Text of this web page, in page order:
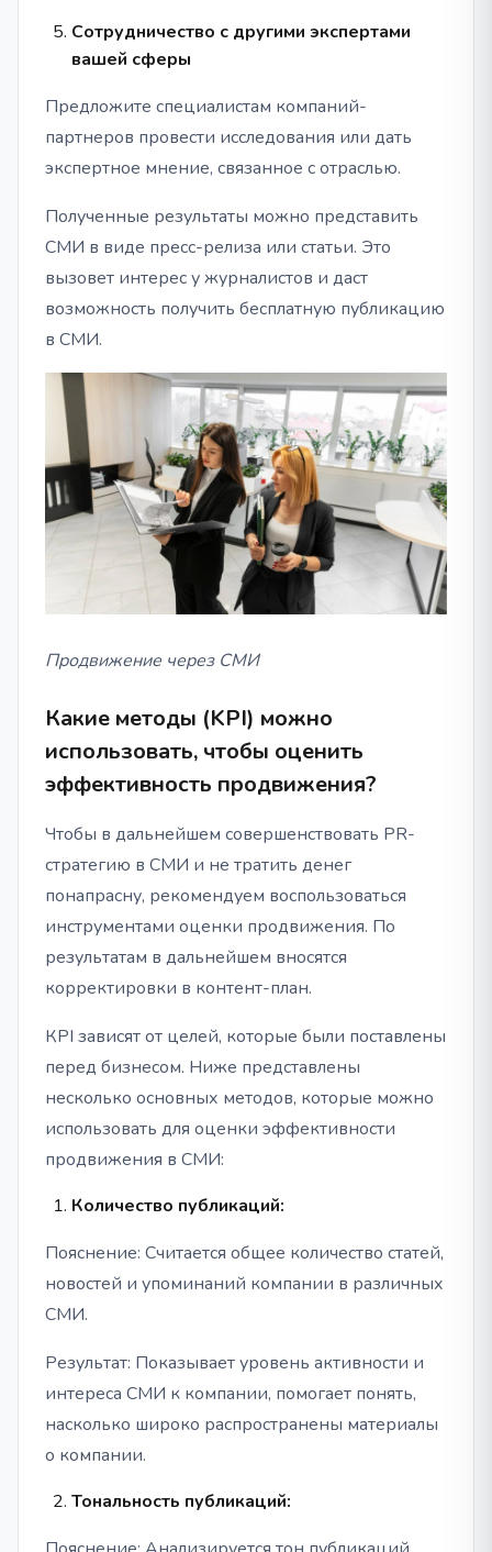
Сотрудничество с другими экспертами
вашей сферы
Предложите специалистам компаний-
партнеров провести исследования или дать
экспертное мнение, связанное с отраслью.
Полученные результаты можно представить
СМИ в виде пресс-релиза или статьи. Это
вызовет интерес у журналистов и даст
возможность получить бесплатную публикацию
в СМИ.
Продвижение через СМИ
Какие методы (KPI) можно
использовать, чтобы оценить
эффективность продвижения?
Чтобы в дальнейшем совершенствовать PR-
стратегию в СМИ и не тратить денег
понапрасну, рекомендуем воспользоваться
инструментами оценки продвижения. По
результатам в дальнейшем вносятся
корректировки в контент-план.
КPI зависят от целей, которые были поставлены
перед бизнесом. Ниже представлены
несколько основных методов, которые можно
использовать для оценки эффективности
продвижения в СМИ:
Количество публикаций:
Пояснение: Считается общее количество статей,
новостей и упоминаний компании в различных
СМИ.
Результат: Показывает уровень активности и
интереса СМИ к компании, помогает понять,
насколько широко распространены материалы
о компании.
Тональность публикаций: